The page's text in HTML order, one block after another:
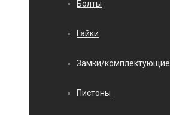
Болты
Гайки
Замки/комплектующие
Пистоны